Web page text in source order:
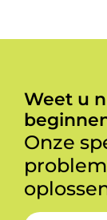
Weet u
Onze